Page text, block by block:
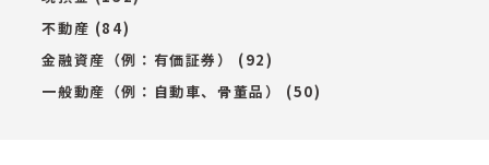
不動産 (84)
金融資産（例：有価証券）
(92)
一般動産（例：自動車、骨董品）
(50)